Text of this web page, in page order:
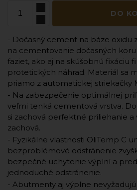
DO
- Dočasný cement na báze oxidu
na cementovanie dočasných
faziet, ako aj na skúšobnú fixáciu
protetických náhrad. Materiál sa
priamo z automatickej striekačky
- Na zabezpečenie optimálnej
veľmi tenká cementová vrstva.
si zachová perfektné priliehanie a
zachová.
- Fyzikálne vlastnosti OliTemp C
bezproblémové odstránenie
bezpečné uchytenie výplní a
jednoduché odstránenie.
- Abutmenty aj výplne